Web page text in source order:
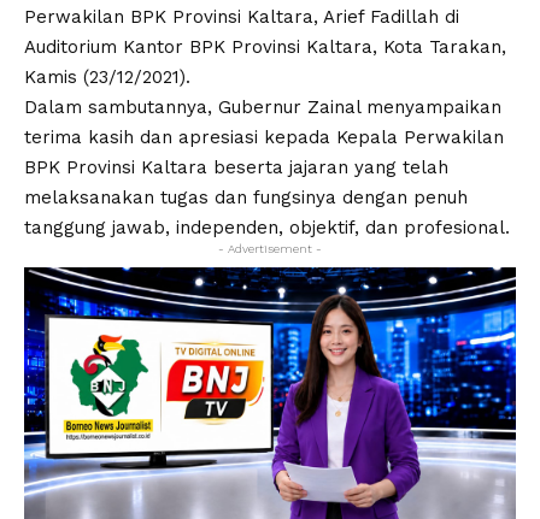
Perwakilan BPK Provinsi Kaltara, Arief Fadillah di
Auditorium Kantor BPK Provinsi Kaltara, Kota Tarakan,
Kamis (23/12/2021).
Dalam sambutannya, Gubernur Zainal menyampaikan
terima kasih dan apresiasi kepada Kepala Perwakilan
BPK Provinsi Kaltara beserta jajaran yang telah
melaksanakan tugas dan fungsinya dengan penuh
tanggung jawab, independen, objektif, dan profesional.
- Advertisement -